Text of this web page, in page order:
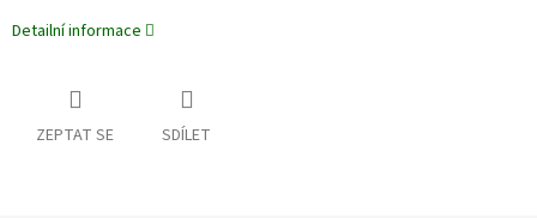
Detailní informace
ZEPTAT SE SDÍLET